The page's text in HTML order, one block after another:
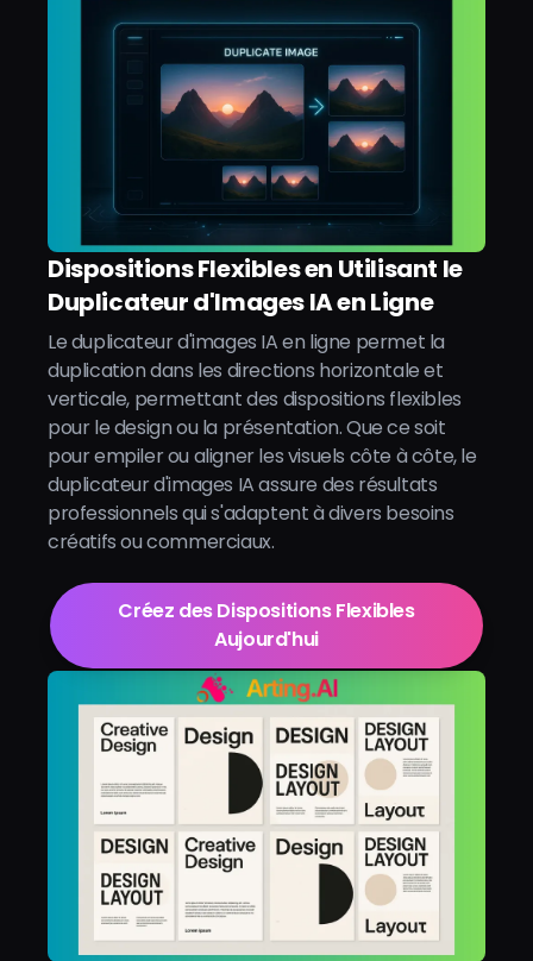
Dispositions Flexibles en Utilisant le
Duplicateur d'Images IA en Ligne
Le duplicateur d'images IA en ligne permet la
duplication dans les directions horizontale et
verticale, permettant des dispositions flexibles
pour le design ou la présentation. Que ce soit
pour empiler ou aligner les visuels côte à côte, le
duplicateur d'images IA assure des résultats
professionnels qui s'adaptent à divers besoins
créatifs ou commerciaux.
Créez des Dispositions Flexibles
Aujourd'hui